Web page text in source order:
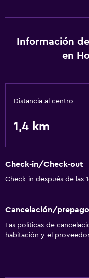
Lavandería
Servicios de
Minibar
Actividades
Información
en
Distancia al centro
1,4 km
Check-in/Check-out
Check-in después de las
Cancelación/prepago
Las políticas de
habitación y el